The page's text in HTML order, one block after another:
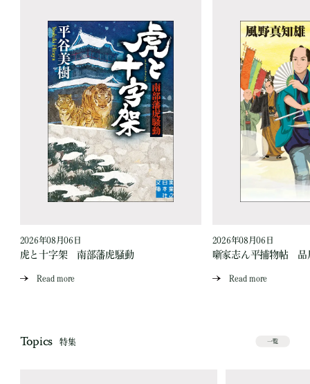
2026年08月06日
虎と十字架 南部藩虎騒動
Read more
2026年08月06日
噺家志ん平捕物帖 品
Read more
Topics 特集 一覧